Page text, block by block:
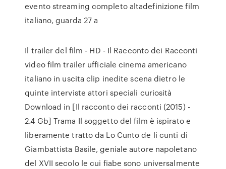
evento streaming completo altadefinizione film
italiano, guarda 27 a
Il trailer del film - HD - Il Racconto dei Racconti
video film trailer ufficiale cinema americano
italiano in uscita clip inedite scena dietro le
quinte interviste attori speciali curiosità
Download in [Il racconto dei racconti (2015) -
2.4 Gb] Trama Il soggetto del film è ispirato e
liberamente tratto da Lo Cunto de li cunti di
Giambattista Basile, geniale autore napoletano
del XVII secolo le cui fiabe sono universalmente